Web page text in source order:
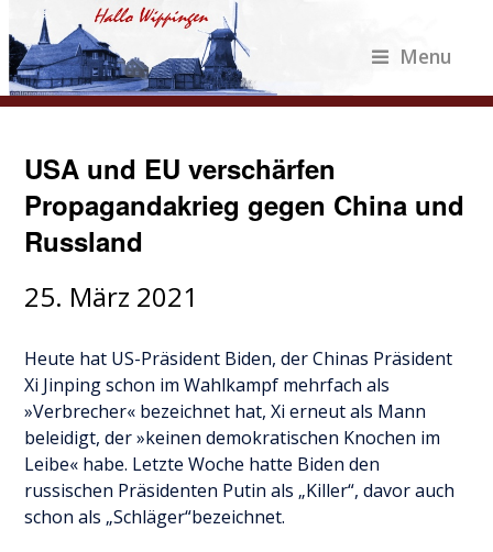
Menu
USA und EU verschärfen
Propagandakrieg gegen China und
Russland
25. März 2021
Heute hat US-Präsident Biden, der Chinas Präsident
Xi Jinping schon im Wahlkampf mehrfach als
»Verbrecher« bezeichnet hat, Xi erneut als Mann
beleidigt, der »keinen demokratischen Knochen im
Leibe« habe. Letzte Woche hatte Biden den
russischen Präsidenten Putin als „Killer“, davor auch
schon als „Schläger“bezeichnet.